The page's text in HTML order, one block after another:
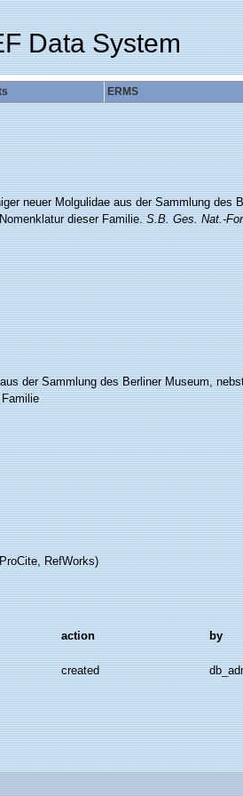
Data System
ERMS
neuer Molgulidae aus der Sammlung des
dieser Familie.S.B. Ges. Nat.-
der Sammlung des Berliner Museum,
RefWorks)
action by
created